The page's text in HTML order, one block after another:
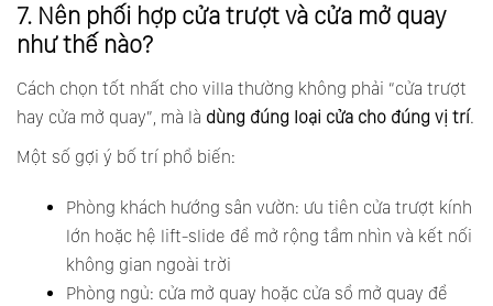
7. Nên phối hợp cửa trượt và cửa mở quay
như thế nào?
Cách chọn tốt nhất cho villa thường không phải “cửa trượt
hay cửa mở quay”, mà là dùng đúng loại cửa cho đúng vị trí.
Một số gợi ý bố trí phổ biến:
Phòng khách hướng sân vườn: ưu tiên cửa trượt kính
lớn hoặc hệ lift-slide để mở rộng tầm nhìn và kết nối
không gian ngoài trời
Phòng ngủ: cửa mở quay hoặc cửa sổ mở quay để